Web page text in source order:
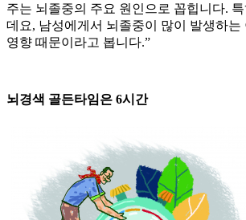
주는 뇌졸중의 주요 원인으로 꼽힙니다.
데요, 남성에게서 뇌졸중이 많이 발생하는
영향 때문이라고 봅니다.”
뇌경색 골든타임은 6시간